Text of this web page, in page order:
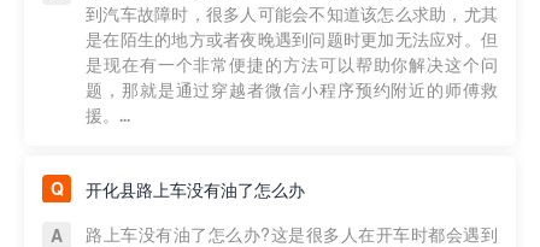
到汽车故障时，很多人可能会不知道该怎么求助，尤其
是在陌生的地方或者夜晚遇到问题时更加无法应对。但
是现在有一个非常便捷的方法可以帮助你解决这个问
题，那就是通过穿越者微信小程序预约附近的师傅救
援。...
开化县路上车没有油了怎么办
路上车没有油了怎么办?这是很多人在开车时都会遇到